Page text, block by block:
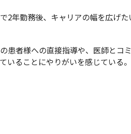
2年勤務後、キャリアの幅を広げ
患者様への直接指導や、医師とコ
いることにやりがいを感じている。